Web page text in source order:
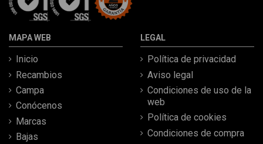
MAPA WEB
Inicio
Recambios
Campa
Conócenos
Marcas
Bajas
LEGAL
Política de privacidad
Aviso legal
Condiciones de uso de la
web
Política de cookies
Condiciones de compra